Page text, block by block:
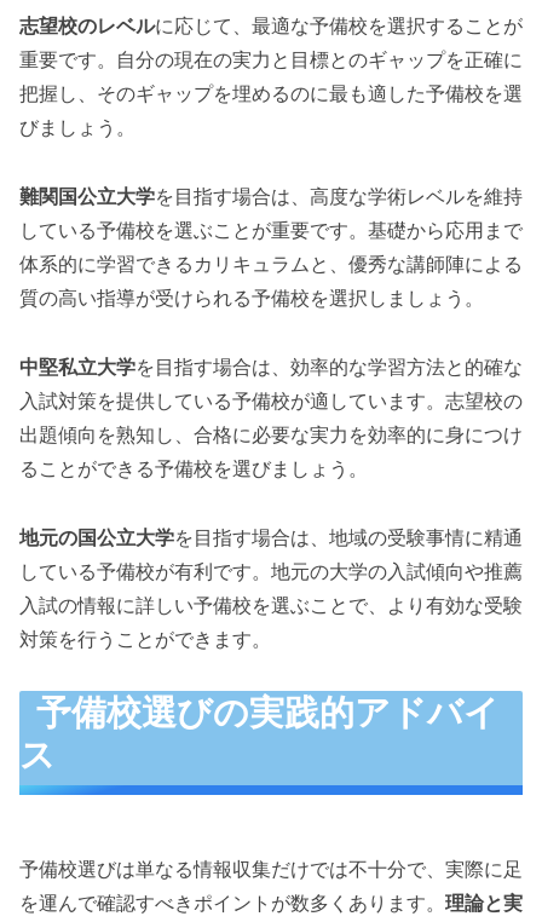
志望校のレベルに応じて、最適な予備校を選択することが
重要です。自分の現在の実力と目標とのギャップを正確に
把握し、そのギャップを埋めるのに最も適した予備校を選
びましょう。
難関国公立大学を目指す場合は、高度な学術レベルを維持
している予備校を選ぶことが重要です。基礎から応用まで
体系的に学習できるカリキュラムと、優秀な講師陣による
質の高い指導が受けられる予備校を選択しましょう。
中堅私立大学を目指す場合は、効率的な学習方法と的確な
入試対策を提供している予備校が適しています。志望校の
出題傾向を熟知し、合格に必要な実力を効率的に身につけ
ることができる予備校を選びましょう。
地元の国公立大学を目指す場合は、地域の受験事情に精通
している予備校が有利です。地元の大学の入試傾向や推薦
入試の情報に詳しい予備校を選ぶことで、より有効な受験
対策を行うことができます。
予備校選びの実践的アドバイ
ス
予備校選びは単なる情報収集だけでは不十分で、実際に足
を運んで確認すべきポイントが数多くあります。 理論と実